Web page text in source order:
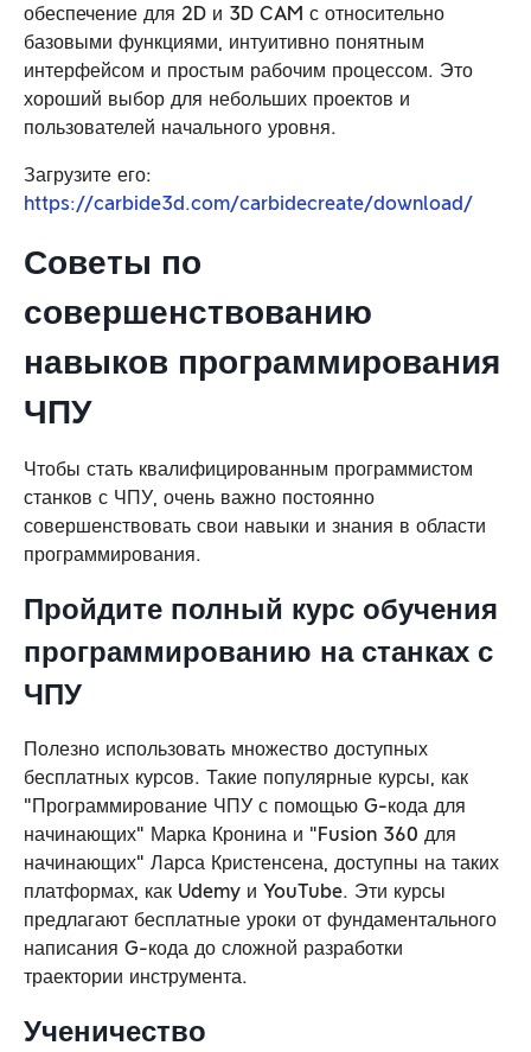
обеспечение для 2D и 3D CAM с относительно
базовыми функциями, интуитивно понятным
интерфейсом и простым рабочим процессом. Это
хороший выбор для небольших проектов и
пользователей начального уровня.
Загрузите его:
https://carbide3d.com/carbidecreate/download/
Советы по
совершенствованию
навыков программирования
ЧПУ
Чтобы стать квалифицированным программистом
станков с ЧПУ, очень важно постоянно
совершенствовать свои навыки и знания в области
программирования.
Пройдите полный курс обучения
программированию на станках с
ЧПУ
Полезно использовать множество доступных
бесплатных курсов. Такие популярные курсы, как
"Программирование ЧПУ с помощью G-кода для
начинающих" Марка Кронина и "Fusion 360 для
начинающих" Ларса Кристенсена, доступны на таких
платформах, как Udemy и YouTube. Эти курсы
предлагают бесплатные уроки от фундаментального
написания G-кода до сложной разработки
траектории инструмента.
Ученичество